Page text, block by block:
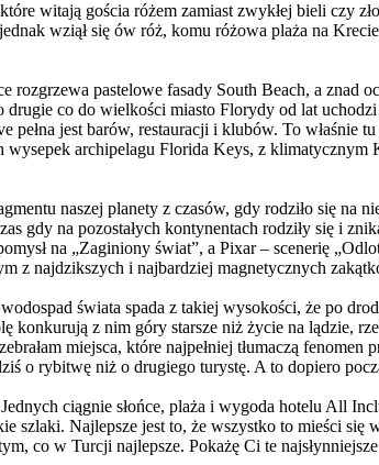
witają gościa różem zamiast zwykłej bieli czy
wziął się ów róż, komu różowa plaża na
rozgrzewa pastelowe fasady South Beach, a znad
co do wielkości miasto Florydy od lat
jest barów, restauracji i klubów. To właśnie
archipelagu Florida Keys, z klimatycznym
naszej planety z czasów, gdy rodziło się na
na pozostałych kontynentach rodziły się i
na „Zaginiony świat”, a Pixar – scenerię
z najdzikszych i najbardziej magnetycznych
świata spada z takiej wysokości, że po
konkurują z nim góry starsze niż życie na lądzie,
miejsca, które najpełniej tłumaczą
o rybitwę niż o drugiego turystę. A to dopiero
ciągnie słońce, plaża i wygoda hotelu All
szlaki. Najlepsze jest to, że wszystko to mieści
co w Turcji najlepsze. Pokażę Ci te